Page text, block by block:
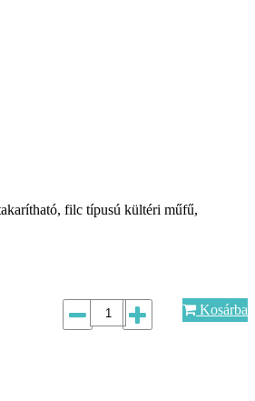
filc típusú kültéri műfű,
Kosárba